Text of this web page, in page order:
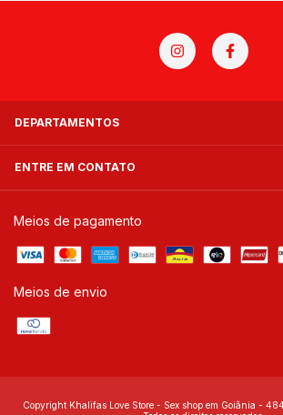
DEPARTAMENTOS
ENTRE EM CONTATO
Meios de pagamento
Meios de envio
Copyright Khalifas Love Store - Sex shop em Goiânia -